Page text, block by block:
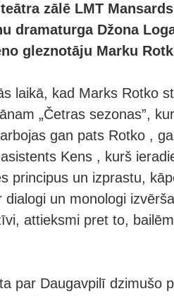
zālē LMT
dramaturga Džona
gleznotāju Marku
laikā, kad Marks Rotko
„Četras sezonas”,
gan pats Rotko ,
Kens , kurš
principus un izprastu,
dialogi un monologi
attieksmi pret to,
par Daugavpilī dzimušo